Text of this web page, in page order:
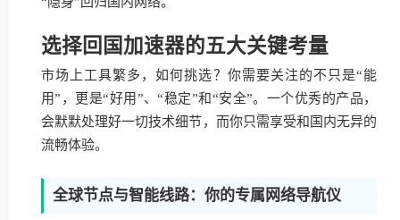
选择回国加速器的五大关键考量
市场上工具繁多，如何挑选？你需要关注的不只是“能
用”，更是“好用”、“稳定”和“安全”。一个优秀的产品，
会默默处理好一切技术细节，而你只需享受和国内无异的
流畅体验。
全球节点与智能线路：你的专属网络导航仪